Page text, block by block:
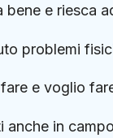
bene e riesca
problemi
e voglio
anche in